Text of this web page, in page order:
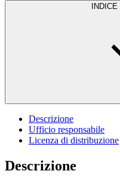
Descrizione
Ufficio responsabile
Licenza di distribuzione
Descrizione